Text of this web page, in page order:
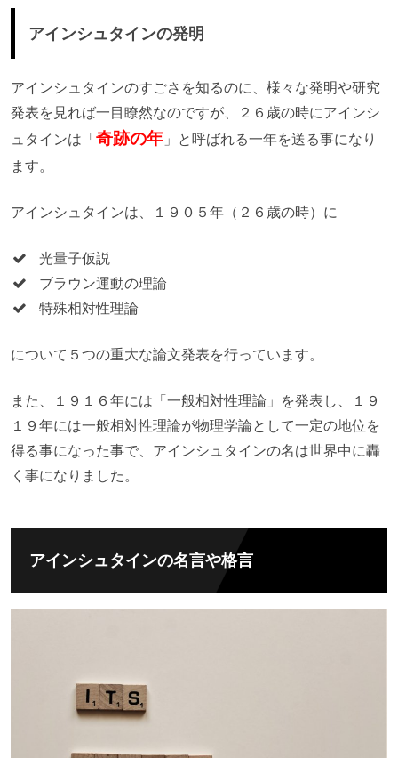
アインシュタインの発明
アインシュタインのすごさを知るのに、様々な発明や研究
発表を見れば一目瞭然なのですが、２６歳の時にアインシ
ュタインは「奇跡の年」と呼ばれる一年を送る事になり
ます。
アインシュタインは、１９０５年（２６歳の時）に
光量子仮説
ブラウン運動の理論
特殊相対性理論
について５つの重大な論文発表を行っています。
また、１９１６年には「一般相対性理論」を発表し、１９
１９年には一般相対性理論が物理学論として一定の地位を
得る事になった事で、アインシュタインの名は世界中に轟
く事になりました。
アインシュタインの名言や格言